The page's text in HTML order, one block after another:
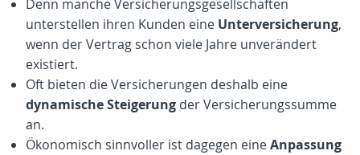
Denn manche Versicherungsgesellschaften
unterstellen ihren Kunden eine Unterversicherung,
wenn der Vertrag schon viele Jahre unverändert
existiert.
Oft bieten die Versicherungen deshalb eine
dynamische Steigerung der Versicherungssumme
an.
Ökonomisch sinnvoller ist dagegen eineAnpassung